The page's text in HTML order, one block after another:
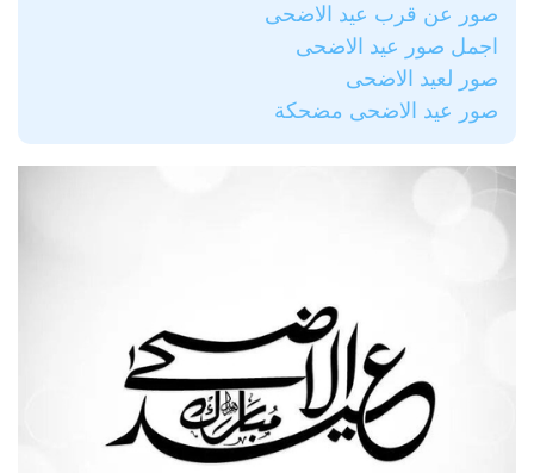
صور عن قرب عيد الاضحى
اجمل صور عيد الاضحى
صور لعيد الاضحى
صور عيد الاضحى مضحكة